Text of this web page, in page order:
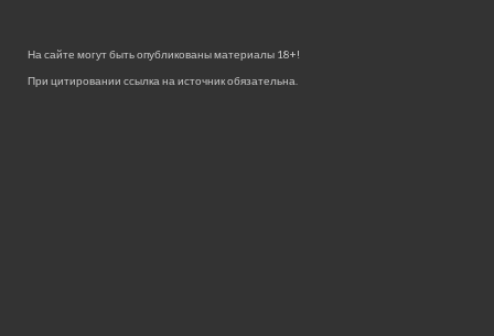
На сайте могут быть опубликованы материалы 18+!
При цитировании ссылка на источник обязательна.